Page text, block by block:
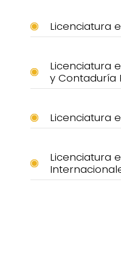
Licenciatura
Licenciatura
y Contaduría
Licenciatura
Licenciatura